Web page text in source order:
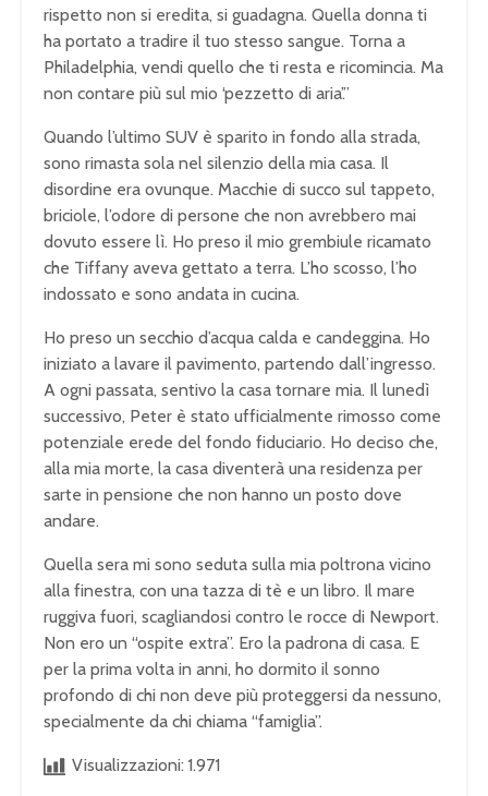
rispetto non si eredita, si guadagna. Quella donna ti
ha portato a tradire il tuo stesso sangue. Torna a
Philadelphia, vendi quello che ti resta e ricomincia. Ma
non contare più sul mio ‘pezzetto di aria’.”
Quando l’ultimo SUV è sparito in fondo alla strada,
sono rimasta sola nel silenzio della mia casa. Il
disordine era ovunque. Macchie di succo sul tappeto,
briciole, l’odore di persone che non avrebbero mai
dovuto essere lì. Ho preso il mio grembiule ricamato
che Tiffany aveva gettato a terra. L’ho scosso, l’ho
indossato e sono andata in cucina.
Ho preso un secchio d’acqua calda e candeggina. Ho
iniziato a lavare il pavimento, partendo dall’ingresso.
A ogni passata, sentivo la casa tornare mia. Il lunedì
successivo, Peter è stato ufficialmente rimosso come
potenziale erede del fondo fiduciario. Ho deciso che,
alla mia morte, la casa diventerà una residenza per
sarte in pensione che non hanno un posto dove
andare.
Quella sera mi sono seduta sulla mia poltrona vicino
alla finestra, con una tazza di tè e un libro. Il mare
ruggiva fuori, scagliandosi contro le rocce di Newport.
Non ero un “ospite extra”. Ero la padrona di casa. E
per la prima volta in anni, ho dormito il sonno
profondo di chi non deve più proteggersi da nessuno,
specialmente da chi chiama “famiglia”.
Visualizzazioni: 1.971